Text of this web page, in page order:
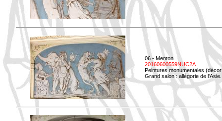
06 - Menton
20160600559NUC2A
Peintures monumentales
Grand salon : allégorie de l'Asie.